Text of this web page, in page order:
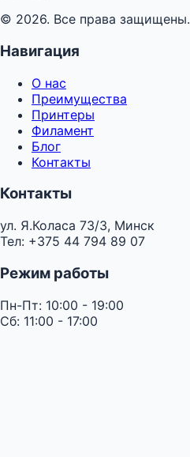
© 2026. Все права защищены.
Навигация
О нас
Преимущества
Принтеры
Филамент
Блог
Контакты
Контакты
ул. Я.Коласа 73/3, Минск
Тел: +375 44 794 89 07
Режим работы
Пн-Пт: 10:00 - 19:00
Сб: 11:00 - 17:00